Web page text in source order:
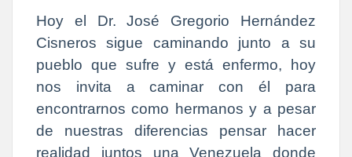
Hoy el Dr. José Gregorio Hernández
Cisneros sigue caminando junto a su
pueblo que sufre y está enfermo, hoy
nos invita a caminar con él para
encontrarnos como hermanos y a pesar
de nuestras diferencias pensar hacer
realidad juntos una Venezuela donde